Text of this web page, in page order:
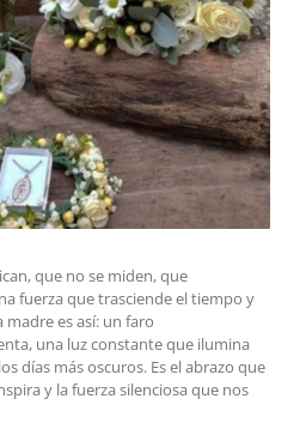
que no se miden, que
fuerza que trasciende el tiempo y
madre es así: un faro
una luz constante que ilumina
días más oscuros. Es el abrazo que
y la fuerza silenciosa que nos